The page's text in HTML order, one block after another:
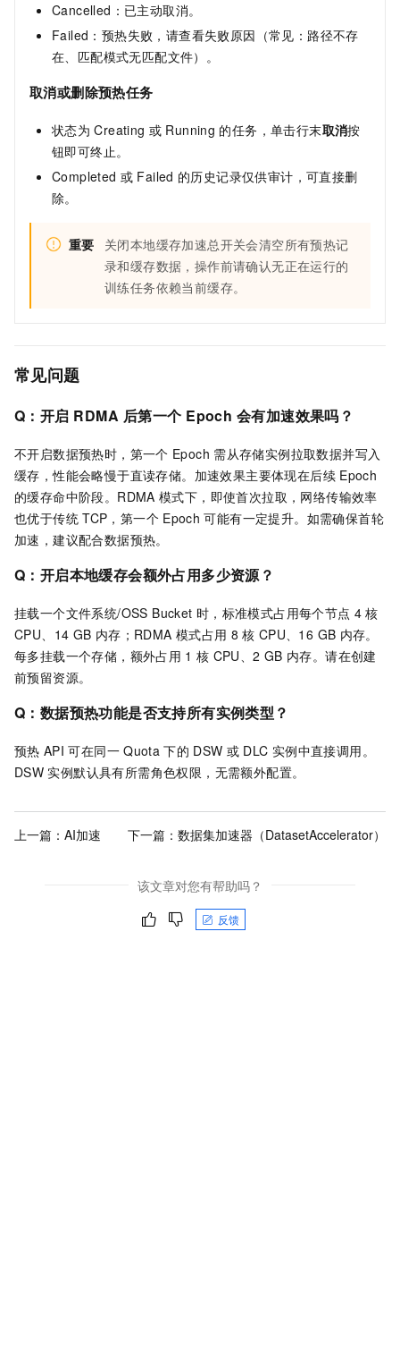
Cancelled：已主动取消。
Failed：预热失败，请查看失败原因（常见：路径不存
在、匹配模式无匹配文件）。
取消或删除预热任务
状态为 Creating 或 Running 的任务，单击行末取消按
钮即可终止。
Completed 或 Failed 的历史记录仅供审计，可直接删
除。
重要
关闭本地缓存加速总开关会清空所有预热记
录和缓存数据，操作前请确认无正在运行的
训练任务依赖当前缓存。
常见问题
Q：开启 RDMA 后第一个 Epoch 会有加速效果吗？
不开启数据预热时，第一个 Epoch 需从存储实例拉取数据并写入
缓存，性能会略慢于直读存储。加速效果主要体现在后续 Epoch
的缓存命中阶段。RDMA 模式下，即使首次拉取，网络传输效率
也优于传统 TCP，第一个 Epoch 可能有一定提升。如需确保首轮
加速，建议配合数据预热。
Q：开启本地缓存会额外占用多少资源？
挂载一个文件系统/OSS Bucket 时，标准模式占用每个节点 4 核
CPU、14 GB 内存；RDMA 模式占用 8 核 CPU、16 GB 内存。
每多挂载一个存储，额外占用 1 核 CPU、2 GB 内存。请在创建
前预留资源。
Q：数据预热功能是否支持所有实例类型？
预热 API 可在同一 Quota 下的 DSW 或 DLC 实例中直接调用。
DSW 实例默认具有所需角色权限，无需额外配置。
上一篇： AI加速 下一篇： 数据集加速器（DatasetAccelerator）
该文章对您有帮助吗？
反馈